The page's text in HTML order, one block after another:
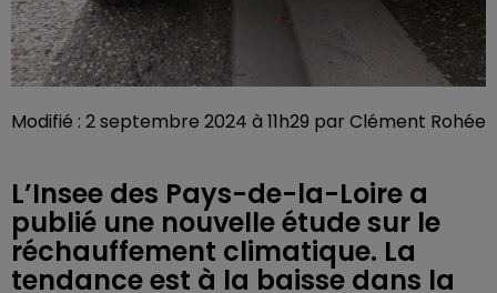
Modifié : 2 septembre 2024 à 11h29 par Clément Rohée
L’Insee des Pays-de-la-Loire a
publié une nouvelle étude sur le
réchauffement climatique. La
tendance est à la baisse dans la